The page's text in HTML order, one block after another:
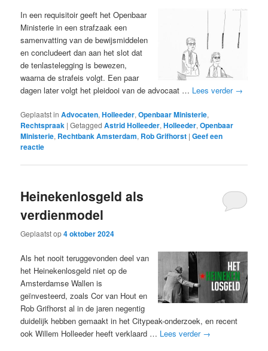
In een requisitoir geeft het Openbaar
Ministerie in een strafzaak een
samenvatting van de bewijsmiddelen
en concludeert dan aan het slot dat
de tenlastelegging is bewezen,
waarna de strafeis volgt. Een paar
dagen later volgt het pleidooi van de advocaat … Lees verder →
Geplaatst in Advocaten,Holleeder,Openbaar Ministerie,
Rechtspraak |Getagged Astrid Holleeder,Holleeder,Openbaar
Ministerie, Rechtbank Amsterdam, Rob Grifhorst |Geef een
reactie
Heinekenlosgeld als
verdienmodel
Geplaatst op4 oktober 2024
Als het nooit teruggevonden deel van
het Heinekenlosgeld niet op de
Amsterdamse Wallen is
geïnvesteerd, zoals Cor van Hout en
Rob Grifhorst al in de jaren negentig
duidelijk hebben gemaakt in het Citypeak-onderzoek, en recent
ook Willem Holleeder heeft verklaard … Lees verder →